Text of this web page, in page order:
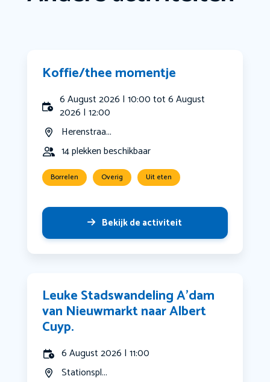
Koffie/thee momentje
6 August 2026 | 10:00 tot 6 August
2026 | 12:00
Herenstraa...
14 plekken beschikbaar
Borrelen Overig Uit eten
Bekijk de activiteit
Leuke Stadswandeling A’dam
van Nieuwmarkt naar Albert
Cuyp.
6 August 2026 | 11:00
Stationspl...